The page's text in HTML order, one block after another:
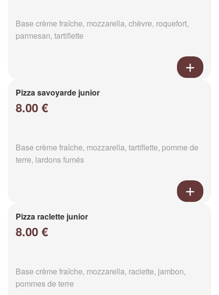
Base crème fraîche, mozzarella, chèvre, roquefort,
parmesan, tartiflette
Pizza savoyarde junior
8.00 €
Base crème fraîche, mozzarella, tartiflette, pomme de
terre, lardons fumés
Pizza raclette junior
8.00 €
Base crème fraîche, mozzarella, raclette, jambon,
pommes de terre